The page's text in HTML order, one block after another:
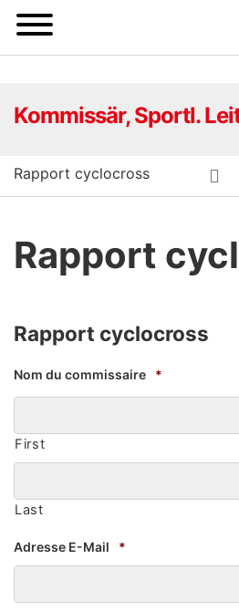
Kommissär, Sportl.
Rapport cyclocross
Rapport
Rapport cyclocross
Nom du commissaire *
First
Last
Adresse E-Mail *